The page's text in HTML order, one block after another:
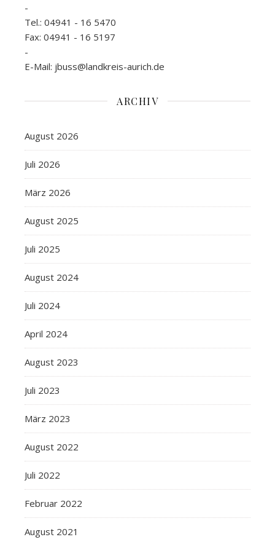
-
Tel.: 04941 - 16 5470
Fax: 04941 - 16 5197
-
E-Mail: jbuss@landkreis-aurich.de
ARCHIV
August 2026
Juli 2026
März 2026
August 2025
Juli 2025
August 2024
Juli 2024
April 2024
August 2023
Juli 2023
März 2023
August 2022
Juli 2022
Februar 2022
August 2021